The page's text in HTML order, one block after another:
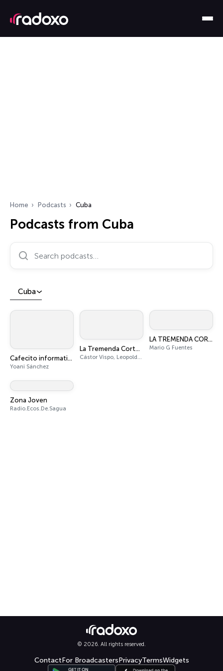
Home Podcasts Cuba
Podcasts from Cuba
Search podcasts…
Cuba
Cafecito informativo sobre Cuba por Yoani Sánchez
Yoani Sánchez
La Tremenda Corte: El Podcast
Cástor Vispo, Leopoldo Fernández y Elenco
LA TREMENDA CORTE
Mario G Fuentes
Zona Joven
Radio.Ecos.De.Sagua
© 2026. All rights reserved.
ContactFor BroadcastersPrivacyTermsWidgets